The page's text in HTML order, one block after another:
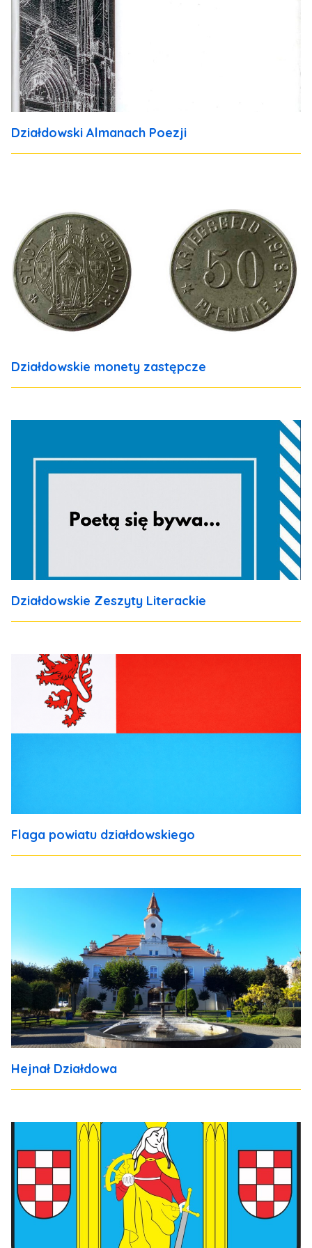
Działdowski Almanach Poezji
Działdowskie monety zastępcze
Działdowskie Zeszyty Literackie
Flaga powiatu działdowskiego
Hejnał Działdowa